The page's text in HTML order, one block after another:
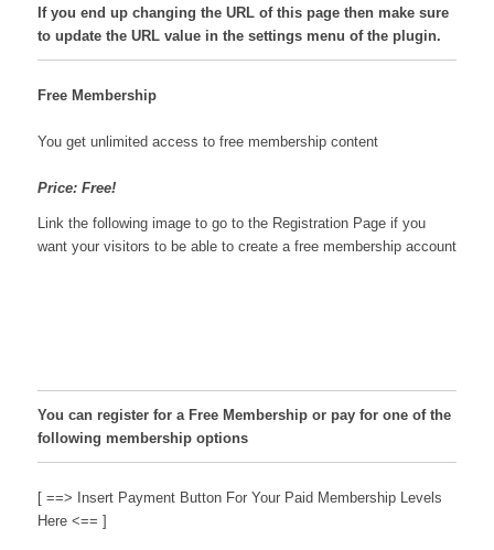
If you end up changing the URL of this page then make sure
to update the URL value in the settings menu of the plugin.
Free Membership
You get unlimited access to free membership content
Price: Free!
Link the following image to go to the Registration Page if you
want your visitors to be able to create a free membership account
You can register for a Free Membership or pay for one of the
following membership options
[ ==> Insert Payment Button For Your Paid Membership Levels
Here <== ]